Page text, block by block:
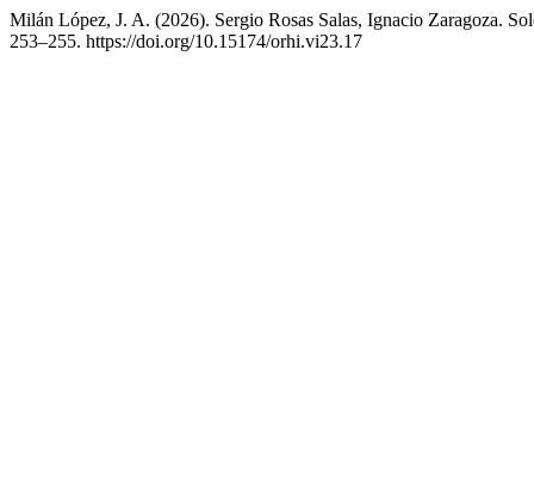
Milán López, J. A. (2026). Sergio Rosas Salas, Ignacio Zaragoza.
253–255. https://doi.org/10.15174/orhi.vi23.17